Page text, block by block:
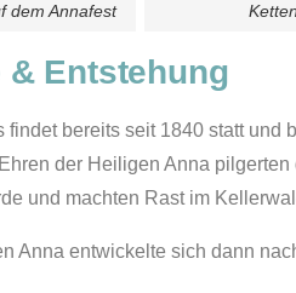
dem Annafest
Entstehung
bereits seit 1840 statt
der Heiligen Anna
und machten Rast im
Anna entwickelte sich dann